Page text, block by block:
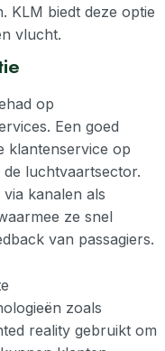
KLM biedt deze optie
vlucht.
op
Een goed
klantenservice op
de luchtvaartsector.
kanalen als
ze snel
van passagiers.
zoals
reality gebruikt om